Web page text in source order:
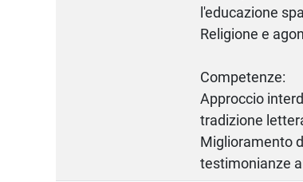
l'educazione
Religione e
Competenze:
Approccio
tradizione
Miglioramento
testimonianze